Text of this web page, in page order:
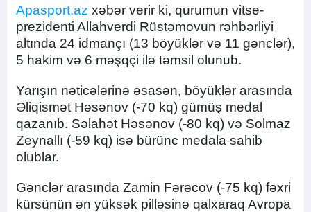
Apasport.az xəbər verir ki, qurumun vitse-
prezidenti Allahverdi Rüstəmovun rəhbərliyi
altında 24 idmançı (13 böyüklər və 11 gənclər),
5 hakim və 6 məşqçi ilə təmsil olunub.
Yarışın nəticələrinə əsasən, böyüklər arasında
Əliqismət Həsənov (-70 kq) gümüş medal
qazanıb. Səlahət Həsənov (-80 kq) və Solmaz
Zeynallı (-59 kq) isə bürünc medala sahib
olublar.
Gənclər arasında Zamin Fərəcov (-75 kq) fəxri
kürsünün ən yüksək pilləsinə qalxaraq Avropa